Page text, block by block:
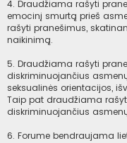
4. Draudžiama rašyti
emocinį smurtą prieš
rašyti pranešimus,
naikinimą.
5. Draudžiama rašyti
diskriminuojančius
seksualinės orientacijos,
Taip pat draudžiama
diskriminuojančius
6. Forume bendraujama